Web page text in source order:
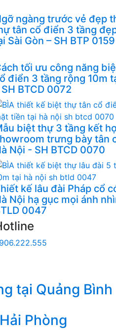
ngàng trước vẻ đẹp
tân cổ điển 3 tầng
Sài Gòn – SH BTP 0159
tối ưu công năng
điển 3 tầng rộng 10m
SH BTCD 0072
biệt thự 3 tầng kết
trưng bày tân
Nội - SH BTCD 0070
kế lâu đài Pháp cổ
Nội hạ gục mọi ánh
0047
tại Quảng Bình
Phòng